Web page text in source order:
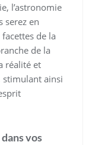
l’astronomie
serez en
de la
de la
réalité et
stimulant ainsi
vos